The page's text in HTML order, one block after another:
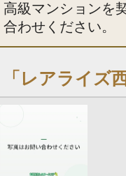
高級マンションを
合わせください。
「レアライズ